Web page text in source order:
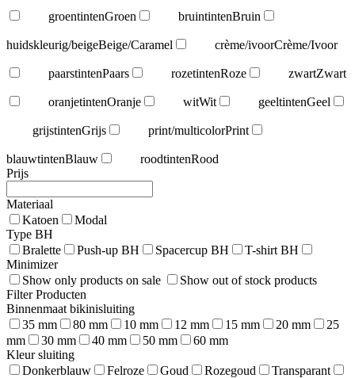
groentintenGroen bruintintenBruin
huidskleurig/beigeBeige/Caramel crème/ivoorCrème/Ivoor
paarstintenPaars rozetintenRoze zwartZwart
oranjetintenOranje witWit geeltintenGeel
grijstintenGrijs print/multicolorPrint
blauwtintenBlauw roodtintenRood
Prijs
Materiaal
Katoen
Modal
Type BH
Bralette
Push-up BH Spacercup BH
T-shirt BH
Minimizer
Show only products on sale
Show out of stock products
Filter Producten
Binnenmaat bikinisluiting
35 mm
80 mm 10 mm 12 mm 15 mm 20 mm
25
mm
30 mm 40 mm 50 mm
60 mm
Kleur sluiting
Donkerblauw
Felroze Goud Rozegoud
Transparant